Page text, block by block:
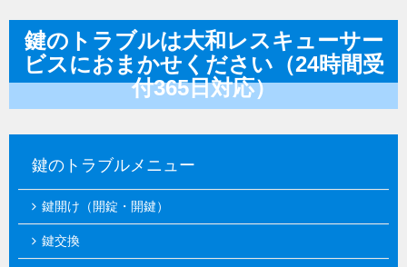
鍵のトラブルは大和レスキューサー
ビスにおまかせください（24時間受
付365日対応）
鍵のトラブルメニュー
鍵開け（開錠・開鍵）
鍵交換